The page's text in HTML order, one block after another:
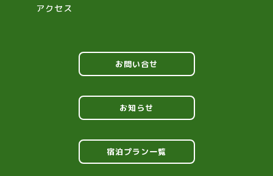
アクセス
お問い合せ
お知らせ
宿泊プラン一覧